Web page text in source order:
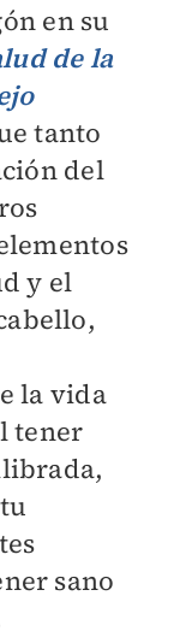
en su
de la
tanto
del
y el
la vida
tener
sano